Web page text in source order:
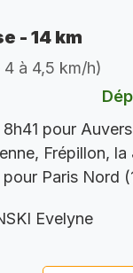
- 14 km
à 4,5 km/h)
pour
Frépillon,
Paris Nord
Evelyne